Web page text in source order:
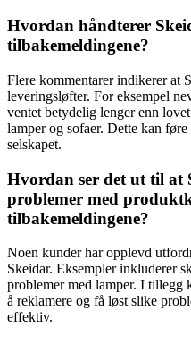
Hvordan håndterer
tilbakemeldingene?
Flere kommentarer indikerer at
leveringsløfter. For eksempel
ventet betydelig lenger enn
lamper og sofaer. Dette kan
selskapet.
Hvordan ser det ut til at
problemer med
tilbakemeldingene?
Noen kunder har opplevd
Skeidar. Eksempler inkluderer
problemer med lamper. I tillegg
å reklamere og få løst slike
effektiv.